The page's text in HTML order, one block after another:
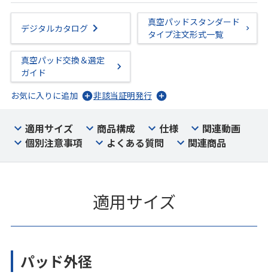
デジタルカタログ
真空パッドスタンダード
タイプ注文形式一覧
真空パッド交換＆選定
ガイド
お気に入りに追加
非該当証明発行
適用サイズ 商品構成 仕様
関連動画
個別注意事項
よくある質問 関連商品
適用サイズ
パッド外径